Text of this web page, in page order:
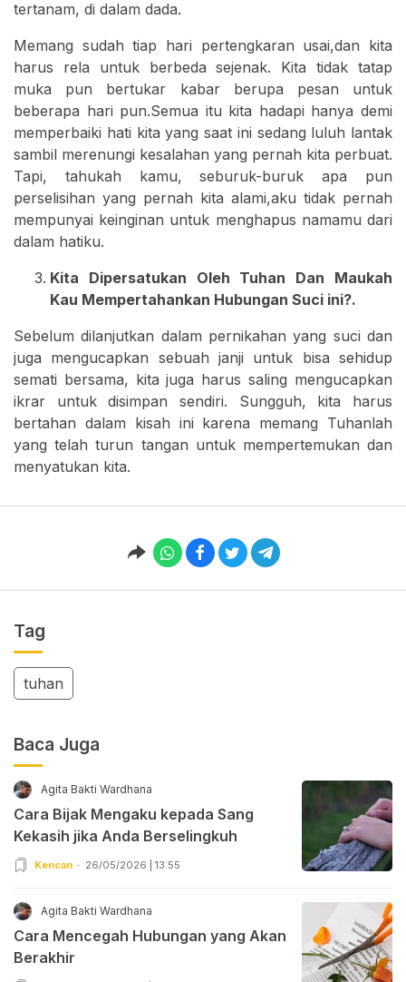
tertanam, di dalam dada.
Memang sudah tiap hari pertengkaran usai,dan kita
harus rela untuk berbeda sejenak. Kita tidak tatap
muka pun bertukar kabar berupa pesan untuk
beberapa hari pun.Semua itu kita hadapi hanya demi
memperbaiki hati kita yang saat ini sedang luluh lantak
sambil merenungi kesalahan yang pernah kita perbuat.
Tapi, tahukah kamu, seburuk-buruk apa pun
perselisihan yang pernah kita alami,aku tidak pernah
mempunyai keinginan untuk menghapus namamu dari
dalam hatiku.
Kita Dipersatukan Oleh Tuhan Dan Maukah
Kau Mempertahankan Hubungan Suci ini?.
Sebelum dilanjutkan dalam pernikahan yang suci dan
juga mengucapkan sebuah janji untuk bisa sehidup
semati bersama, kita juga harus saling mengucapkan
ikrar untuk disimpan sendiri. Sungguh, kita harus
bertahan dalam kisah ini karena memang Tuhanlah
yang telah turun tangan untuk mempertemukan dan
menyatukan kita.
Tag
tuhan
Baca Juga
Agita Bakti Wardhana
Cara Bijak Mengaku kepada Sang
Kekasih jika Anda Berselingkuh
Kencan 26/05/2026 | 13:55
Agita Bakti Wardhana
Cara Mencegah Hubungan yang Akan
Berakhir